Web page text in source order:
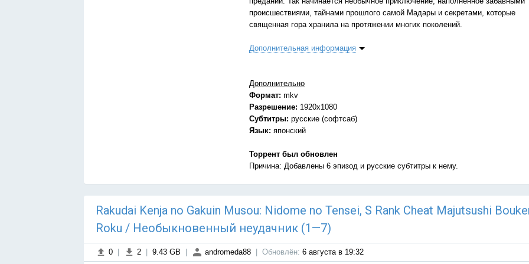
происшествиями, тайнами прошлого самой Мадары и секретами, которые
священная гора хранила на протяжении многих поколений.
Дополнительная информация
Дополнительно
Формат: mkv
Разрешение: 1920x1080
Субтитры: русские (софтсаб)
Язык: японский
Торрент был обновлен
Причина: Добавлены 6 эпизод и русские субтитры к нему.
Rakudai Kenja no Gakuin Musou: Nidome no Tensei, S Rank Cheat Majutsushi
Roku / Необыкновенный неудачник (1—7)
0 2 9.43 GB andromeda88 Обновлён: 6 августа в 19:32